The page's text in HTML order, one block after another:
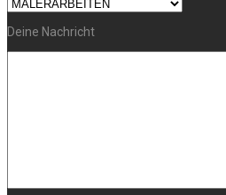
Deine Nachricht